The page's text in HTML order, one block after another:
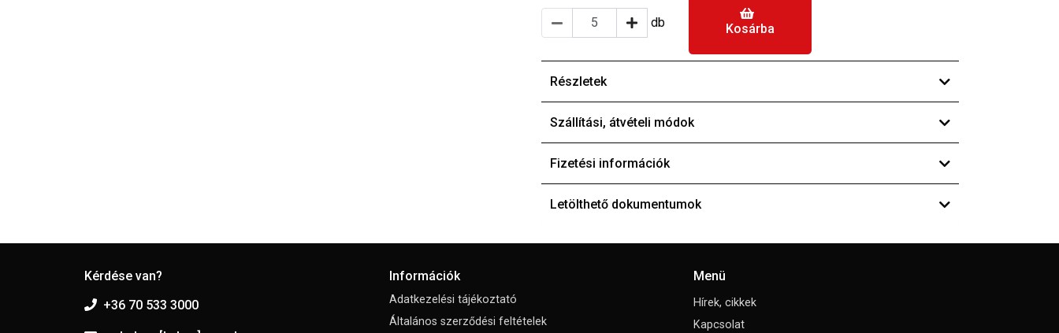
db Kosárba
Részletek
Szállítási, átvételi módok
Fizetési információk
Letölthető dokumentumok
Kérdése van?
+36 70 533 3000
Információk
Adatkezelési tájékoztató
Általános szerződési feltételek
Menü
Hírek, cikkek
Kapcsolat